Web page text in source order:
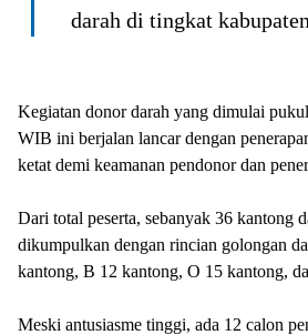
darah di tingkat
Kegiatan donor darah yang dimulai
WIB ini berjalan lancar dengan
ketat demi keamanan pendonor dan
Dari total peserta, sebanyak 36 kantong
dikumpulkan dengan rincian golongan
kantong, B 12 kantong, O 15 kantong,
Meski antusiasme tinggi, ada 12 calon